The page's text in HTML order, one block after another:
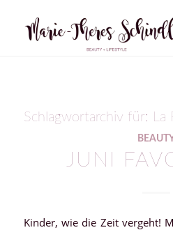
Schlagwortarchiv für: La
JUNI
Kinder, wie die Zeit vergeht!